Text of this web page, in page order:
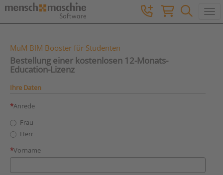
MuM BIM Booster für Studenten
Bestellung einer kostenlosen 12-Monats-
Education-Lizenz
Ihre Daten
Anrede
Frau
Herr
Vorname